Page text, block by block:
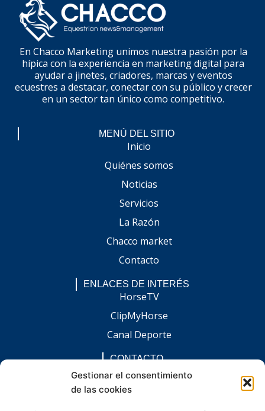
Gestionar el consentimiento
de las cookies
En Chacco Marketing unimos nuestra pasión por la
hípica con la experiencia en marketing digital para
ayudar a jinetes, criadores, marcas y eventos
ecuestres a destacar, conectar con su público y crecer
en un sector tan único como competitivo.
MENÚ DEL SITIO
Inicio
Quiénes somos
Noticias
Servicios
La Razón
Chacco market
Contacto
ENLACES DE INTERÉS
HorseTV
ClipMyHorse
Canal Deporte
CONTACTO
comunicacion@chaccoinfo.com
Presentes en todo el ámbito nacional